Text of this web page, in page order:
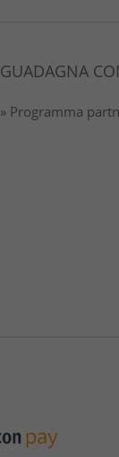
GUADAGNA
» Programma